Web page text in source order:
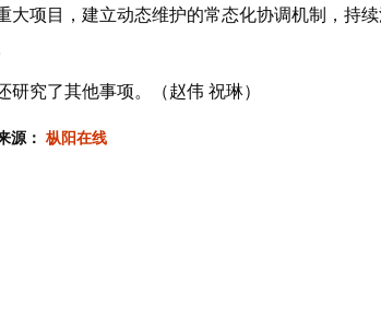
大项目，建立动态维护的常态化协调机制，持
究了其他事项。（赵伟 祝琳）
源： 枞阳在线